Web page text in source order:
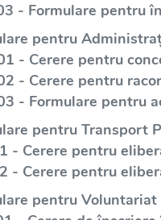
- Formulare pentru
pentru
- Cerere pentru
- Cerere pentru
- Formulare pentru
pentru Transport
- Cerere pentru
- Cerere pentru
pentru